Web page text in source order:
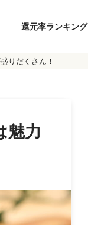
還元率ランキング
りだくさん！
魅力